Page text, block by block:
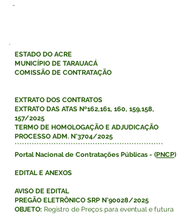
-
ESTADO DO ACRE
MUNICÍPIO DE TARAUACÁ
COMISSÃO DE CONTRATAÇÃO
EXTRATO DOS CONTRATOS
EXTRATO DAS ATAS Nº162,161, 160, 159,158,
157/2025
TERMO DE HOMOLOGAÇÃO E ADJUDICAÇÃO
PROCESSO ADM. N°3704/2025
*************************************************************
Portal Nacional de Contratações Públicas - (PNCP)
EDITAL E ANEXOS
AVISO DE EDITAL
PREGÃO ELETRÔNICO SRP N°90028/2025
OBJETO: Registro de Preços para eventual e futura